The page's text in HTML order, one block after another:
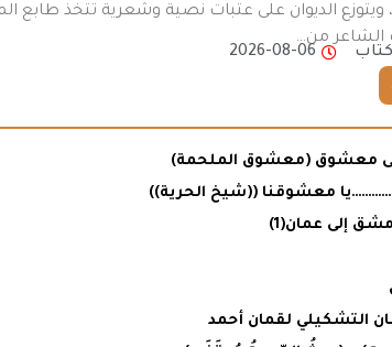
ويتوزع الديوان على عتبات نصية وشعرية تتخذ طابع
الشاعر من…
2026-08-06
معشوق (معشوق الملحمة)
معشوقنا ((شيخ الحرية))
إلى عمان(1)
التشكيلي لقمان أحمد